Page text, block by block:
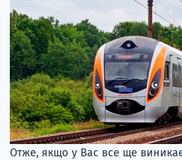
Отже, якщо у Вас все ще